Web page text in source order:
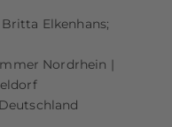
Elkenhans;
Nordrhein |